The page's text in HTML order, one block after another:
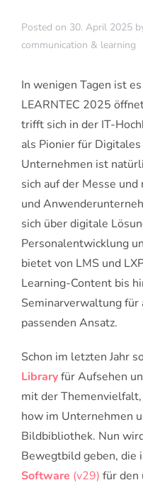
Posted on 30. April 2025
communication & learning
In wenigen Tagen ist
LEARNTEC 2025
trifft sich in der IT-
als Pionier für
Unternehmen ist
sich auf der Messe
und
sich über digitale
Personalentwicklung
bietet von LMS und
Learning-Content bis
Seminarverwaltung
passenden Ansatz.
Schon im letzten Jahr
Libraryfür Aufsehen
mit der
how im Unternehmen
Bildbibliothek. Nun
Bewegtbild geben, die
Software (v29) für den